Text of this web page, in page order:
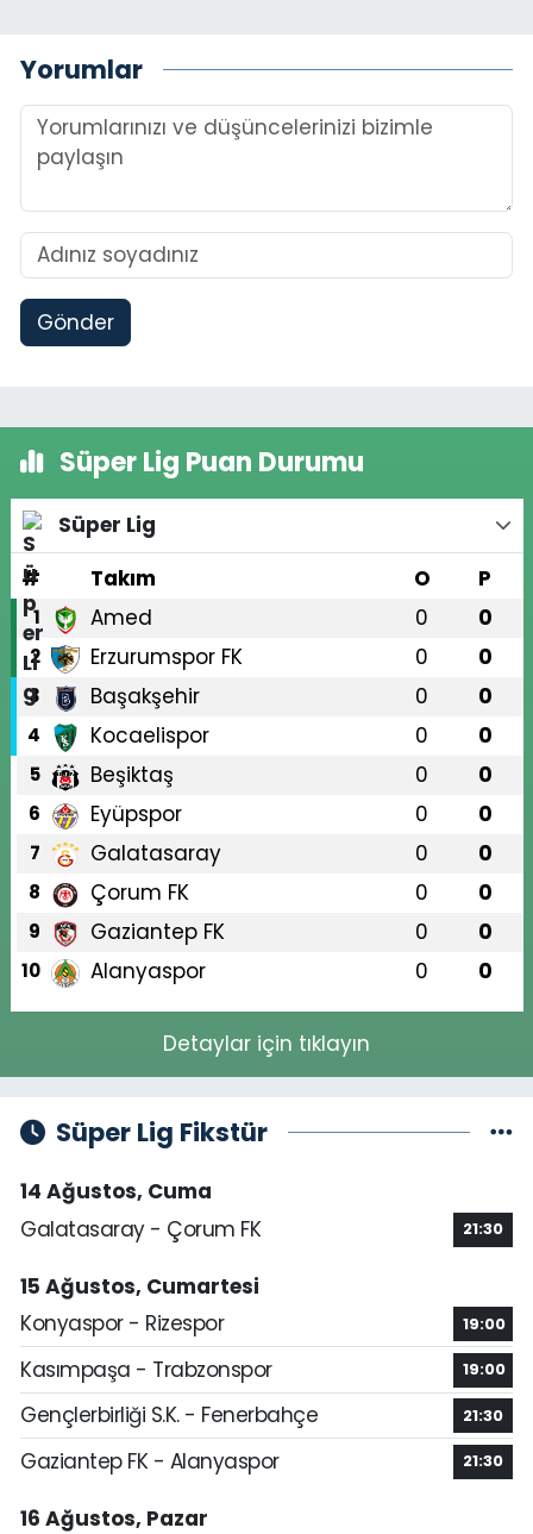
Yorumlar
Gönder
Süper Lig Puan Durumu
Süper Lig
#
Takım O P
1 Amed 0 0
2 Erzurumspor FK 0 0
3 Başakşehir 0 0
4 Kocaelispor 0 0
5 Beşiktaş 0 0
6 Eyüpspor 0 0
7 Galatasaray 0 0
8 Çorum FK 0 0
9 Gaziantep FK 0 0
10 Alanyaspor 0 0
Detaylar için tıklayın
Süper Lig Fikstür
14 Ağustos, Cuma
Galatasaray - Çorum FK
21:30
15 Ağustos, Cumartesi
Konyaspor - Rizespor
19:00
Kasımpaşa - Trabzonspor 19:00
Gençlerbirliği S.K. - Fenerbahçe 21:30
Gaziantep FK - Alanyaspor 21:30
16 Ağustos, Pazar